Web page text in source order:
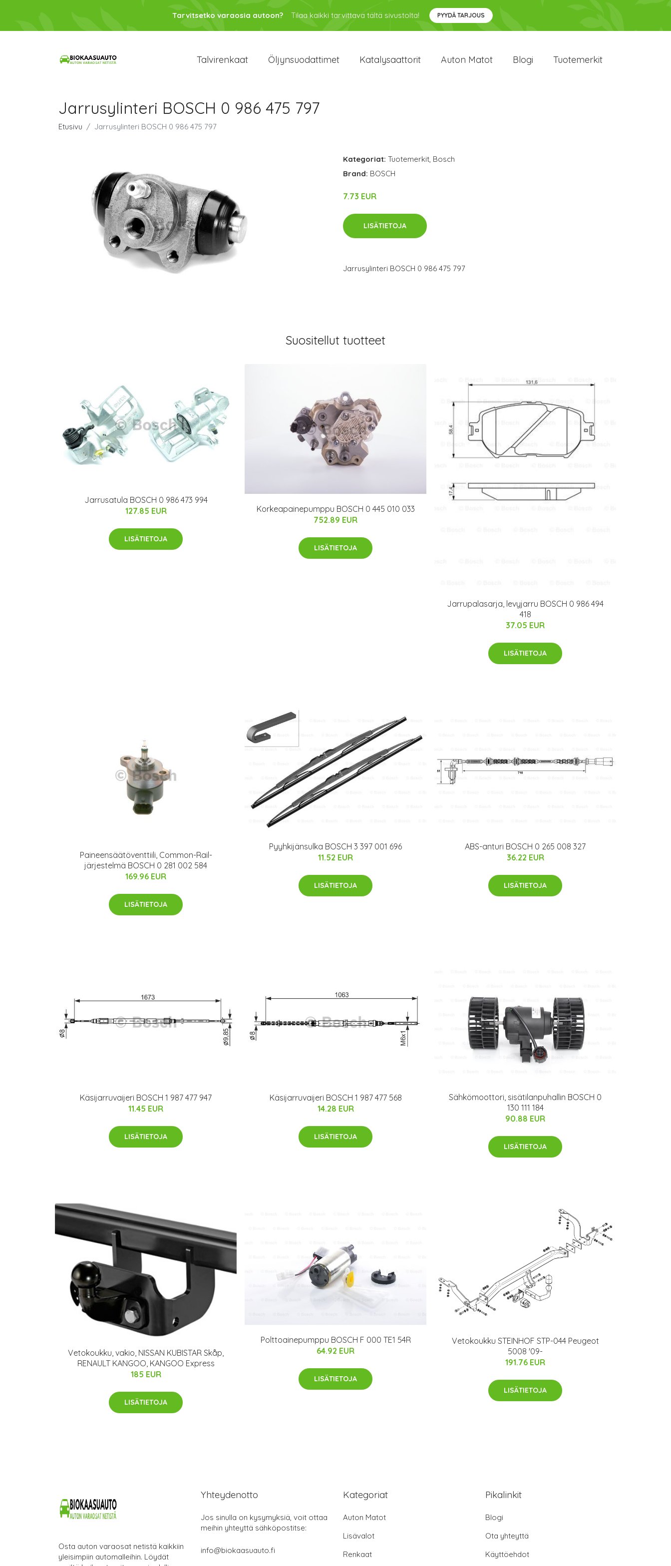
Tarvitsetko varaosia autoon? Tilaa kaikki tarvittava tältä sivustolta! PYYDÄ TARJOUS
Talvirenkaat Öljynsuodattimet Katalysaattorit Auton Matot Blogi Tuotemerkit
Jarrusylinteri BOSCH 0 986 475 797
Etusivu Jarrusylinteri BOSCH 0 986 475 797
Kategoriat: Tuotemerkit, Bosch
Brand: BOSCH
7.73 EUR
LISÄTIETOJA
Jarrusylinteri BOSCH 0 986 475 797
Suositellut tuotteet
Jarrusatula BOSCH 0 986 473 994
127.85 EUR
LISÄTIETOJA
Korkeapainepumppu BOSCH 0 445 010 033
752.89 EUR
LISÄTIETOJA
Jarrupalasarja, levyjarru BOSCH 0 986 494
418
37.05 EUR
LISÄTIETOJA
Paineensäätöventtiili, Common-Rail-
järjestelmä BOSCH 0 281 002 584
169.96 EUR
LISÄTIETOJA
Pyyhkijänsulka BOSCH 3 397 001 696
11.52 EUR
LISÄTIETOJA
ABS-anturi BOSCH 0 265 008 327
36.22 EUR
LISÄTIETOJA
Käsijarruvaijeri BOSCH 1 987 477 947
11.45 EUR
LISÄTIETOJA
Käsijarruvaijeri BOSCH 1 987 477 568
14.28 EUR
LISÄTIETOJA
Sähkömoottori, sisätilanpuhallin BOSCH 0
130 111 184
90.88 EUR
LISÄTIETOJA
Vetokoukku, vakio, NISSAN KUBISTAR Skåp,
RENAULT KANGOO, KANGOO Express
185 EUR
LISÄTIETOJA
Polttoainepumppu BOSCH F 000 TE1 54R
64.92 EUR
LISÄTIETOJA
Vetokoukku STEINHOF STP-044 Peugeot
5008 '09-
191.76 EUR
LISÄTIETOJA
Osta auton varaosat netistä kaikkiin
yleisimpiin automalleihin. Löydät
Yhteydenotto
Jos sinulla on kysymyksiä, voit ottaa
meihin yhteyttä sähköpostitse:
info@biokaasuauto.fi
Kategoriat
Auton Matot
Lisävalot
Renkaat
Pikalinkit
Blogi
Ota yhteyttä
Käyttöehdot